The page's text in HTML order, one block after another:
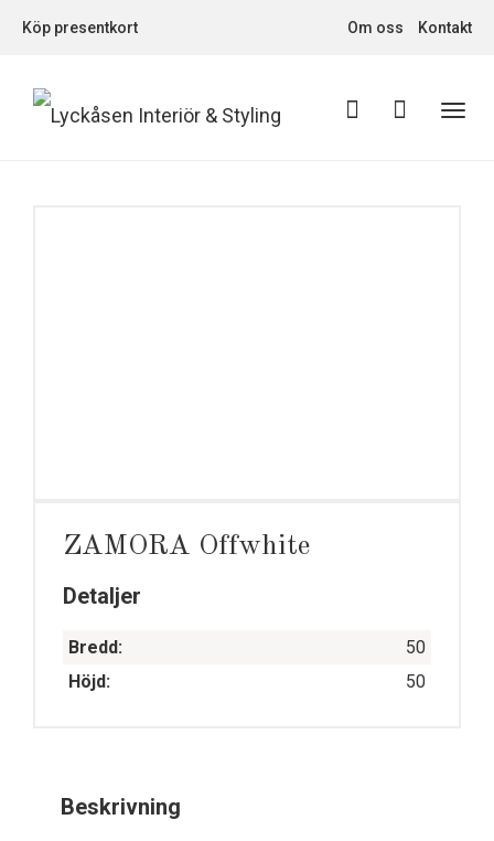
Köp presentkort Om oss Kontakt
ZAMORA Offwhite
Detaljer
Bredd:
50
Höjd:
50
Beskrivning